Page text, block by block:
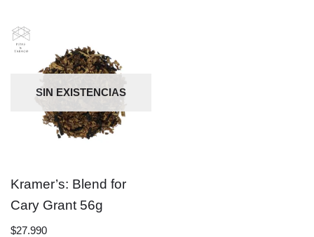
SIN EXISTENCIAS
Kramer’s: Blend for
Cary Grant 56g
$27.990